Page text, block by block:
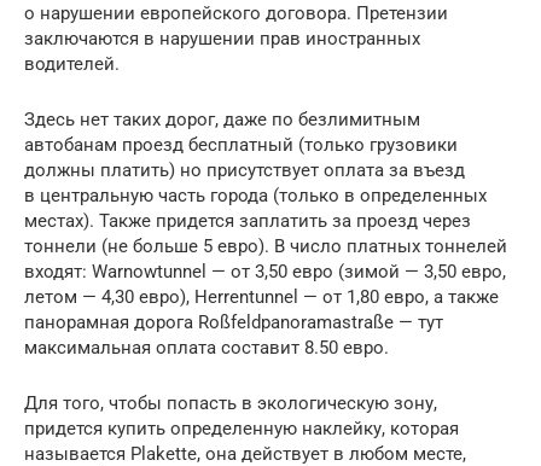
о нарушении европейского договора. Претензии
заключаются в нарушении прав иностранных
водителей.
Здесь нет таких дорог, даже по безлимитным
автобанам проезд бесплатный (только грузовики
должны платить) но присутствует оплата за въезд
в центральную часть города (только в определенных
местах). Также придется заплатить за проезд через
тоннели (не больше 5 евро). В число платных тоннелей
входят: Warnowtunnel — от 3,50 евро (зимой — 3,50 евро,
летом — 4,30 евро), Herrentunnel — от 1,80 евро, а также
панорамная дорога Roßfeldpanoramastraße — тут
максимальная оплата составит 8.50 евро.
Для того, чтобы попасть в экологическую зону,
придется купить определенную наклейку, которая
называется Plakette, она действует в любом месте,